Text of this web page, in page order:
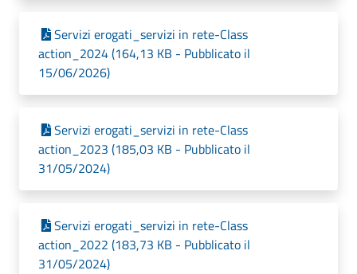
Servizi erogati_servizi in rete-Class
action_2024 (164,13 KB - Pubblicato il
15/06/2026)
Servizi erogati_servizi in rete-Class
action_2023 (185,03 KB - Pubblicato il
31/05/2024)
Servizi erogati_servizi in rete-Class
action_2022 (183,73 KB - Pubblicato il
31/05/2024)